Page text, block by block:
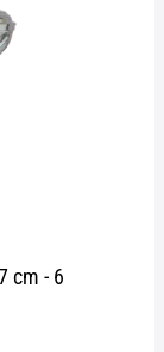
cm - 6